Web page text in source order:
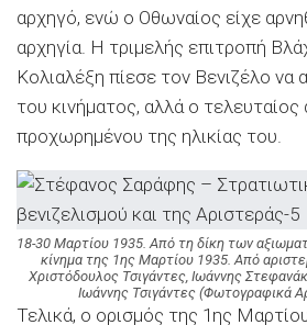
αρχηγό, ενώ ο Οθωναίος είχε
αρχηγία. Η τριμελής επιτροπή
Κολιαλέξη πίεσε τον Βενιζέλο να
του κινήματος, αλλά ο
προχωρημένου της ηλικίας του.
18-30 Μαρτίου 1935. Από τη δίκη των
κίνημα της 1ης Μαρτίου 1935. Από
Χριστόδουλος Τσιγάντες, Ιωάννης
Ιωάννης Τσιγάντες (Φωτογραφικά
Τελικά, ο ορισμός της 1ης